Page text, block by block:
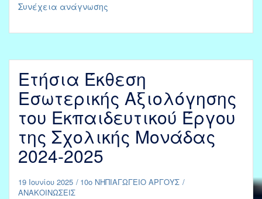
Συνέχεια ανάγνωσης
2025-
2026
Ετήσια Έκθεση
Εσωτερικής Αξιολόγησης
του Εκπαιδευτικού Έργου
της Σχολικής Μονάδας
2024-2025
19 Ιουνίου 2025
10ο ΝΗΠΙΑΓΩΓΕΙΟ ΑΡΓΟΥΣ
ΑΝΑΚΟΙΝΩΣΕΙΣ